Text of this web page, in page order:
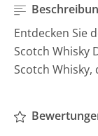
Entdecken Sie
Scotch Whisky
Scotch